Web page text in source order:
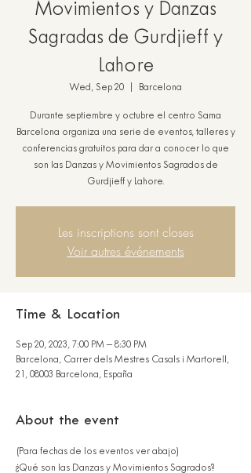
Movimientos y Danzas
Sagradas de Gurdjieff y
Lahore
Wed, Sep 20 Barcelona
Durante septiembre y octubre el centro Sama
Barcelona organiza una serie de eventos, talleres y
conferencias gratuitos para dar a conocer lo que
son las Danzas y Movimientos Sagrados de
Gurdjieff y Lahore.
Les inscriptions sont closes
Voir autres événements
Time & Location
Sep 20, 2023, 7:00 PM – 8:30 PM
Barcelona, Carrer dels Mestres Casals i Martorell,
21, 08003 Barcelona, España
About the event
(Para fechas de los eventos ver abajo)
¿Qué son las Danzas y Movimientos Sagrados?